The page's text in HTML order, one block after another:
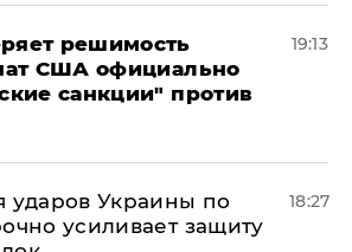
решимость
США официально
санкции" против
19:13
ударов Украины по
усиливает защиту
18:27